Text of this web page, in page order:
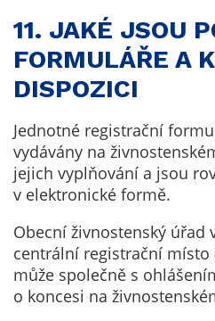
11. JAKÉ JSOU
FORMULÁŘE A
DISPOZICI
Jednotné registrační
vydávány na
jejich vyplňování a jsou
v elektronické formě.
Obecní živnostenský úřad
centrální registrační místo
může společně s
o koncesi na